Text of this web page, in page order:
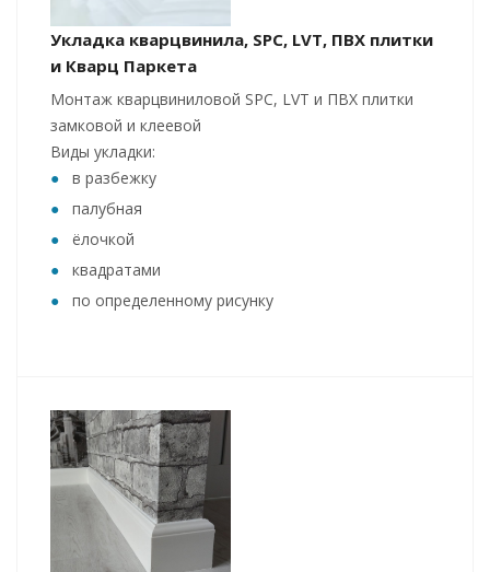
Укладка кварцвинила, SPC, LVT, ПВХ плитки
и Кварц Паркета
Монтаж кварцвиниловой SPC, LVT и ПВХ плитки
замковой и клеевой
Виды укладки:
в разбежку
палубная
ёлочкой
квадратами
по определенному рисунку